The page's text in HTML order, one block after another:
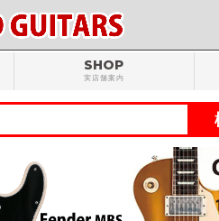
SHOP
実店舗案内